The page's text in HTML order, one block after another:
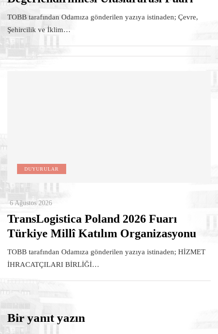
TOBB tarafından Odamıza gönderilen yazıya istinaden; Çevre,
Şehircilik ve İklim…
DUYURULAR
6 Ağustos 2026
TransLogistica Poland 2026 Fuarı
Türkiye Millî Katılım Organizasyonu
TOBB tarafından Odamıza gönderilen yazıya istinaden; HİZMET
İHRACATÇILARI BİRLİĞİ…
Bir yanıt yazın